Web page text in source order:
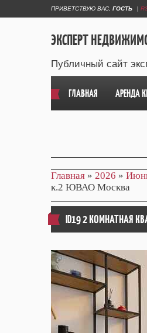
ПРИВЕТСТВУЮ ВАС ГОСТЬ |
ЭКСПЕРТ
Публичный сайт
ГЛАВНАЯ АРЕНДА
Главная » 2026 »
к.2 ЮВАО Москва
ID19 2 КОМНАТНАЯ